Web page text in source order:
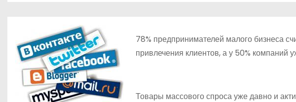
78% предпринимателей малого бизнеса
привлечения клиентов, а у 50% компаний
Товары массового спроса уже давно и